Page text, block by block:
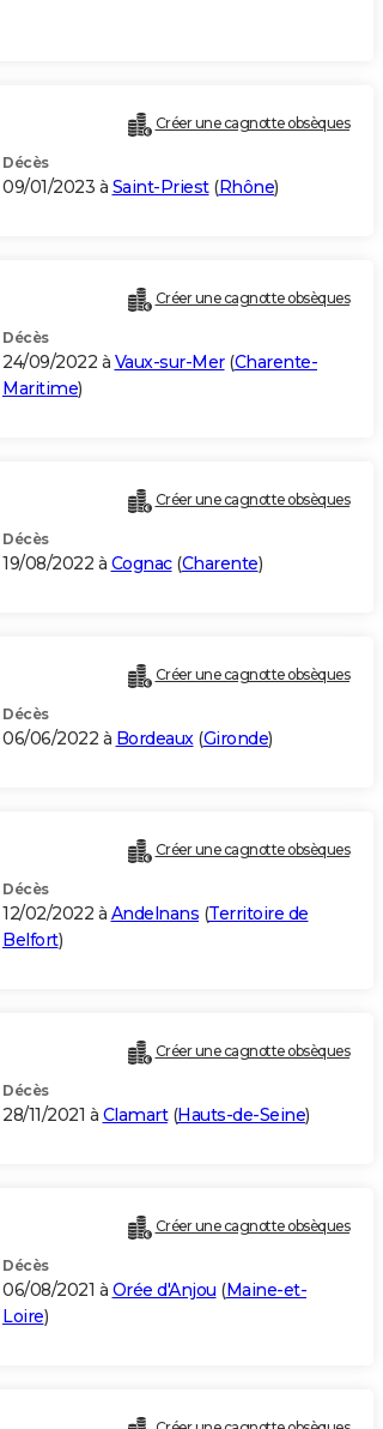
Créer une cagnotte obsèques
Décès
09/01/2023 à Saint-Priest(Rhône)
Créer une cagnotte obsèques
Décès
24/09/2022 à Vaux-sur-Mer(Charente-
Maritime)
Créer une cagnotte obsèques
Décès
19/08/2022 à Cognac(Charente)
Créer une cagnotte obsèques
Décès
06/06/2022 à Bordeaux(Gironde)
Créer une cagnotte obsèques
Décès
12/02/2022 à Andelnans (Territoire de
Belfort)
Créer une cagnotte obsèques
Décès
28/11/2021 à Clamart(Hauts-de-Seine)
Créer une cagnotte obsèques
Décès
06/08/2021 à Orée d'Anjou (Maine-et-
Loire)